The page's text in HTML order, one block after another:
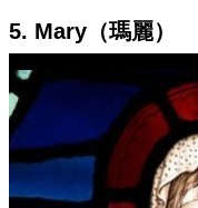
5. Mary（瑪麗）